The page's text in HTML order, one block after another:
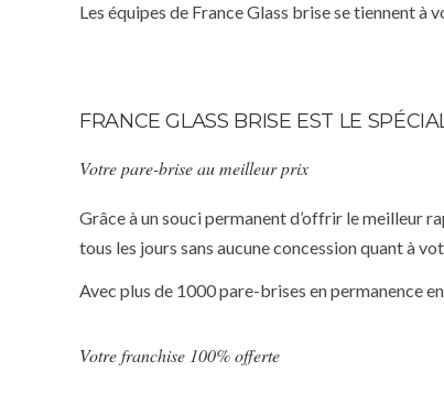
Les équipes de France Glass brise se tiennent
FRANCE GLASS BRISE EST LE
Votre pare-brise au meilleur prix
Grâce à un souci permanent d’offrir le meilleur
tous les jours sans aucune concession quant à
Avec plus de 1000 pare-brises en permanence
Votre franchise 100% offerte